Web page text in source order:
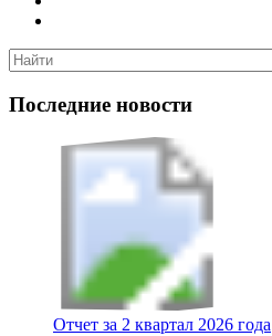
Последние новости
Отчет за 2 квартал 2026 года